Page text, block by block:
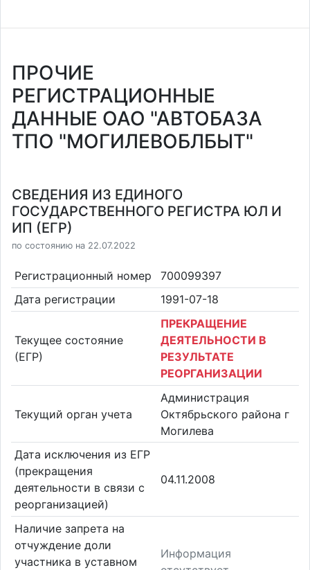
ПРОЧИЕ
РЕГИСТРАЦИОННЫЕ
ДАННЫЕ ОАО "АВТОБАЗА
ТПО "МОГИЛЕВОБЛБЫТ"
СВЕДЕНИЯ ИЗ ЕДИНОГО
ГОСУДАРСТВЕННОГО РЕГИСТРА ЮЛ И
ИП (ЕГР)
по состоянию на 22.07.2022
Регистрационный номер
700099397
Дата регистрации
1991-07-18
Текущее состояние
(ЕГР)
ПРЕКРАЩЕНИЕ
ДЕЯТЕЛЬНОСТИ В
РЕЗУЛЬТАТЕ
РЕОРГАНИЗАЦИИ
Текущий орган учета
Администрация
Октябрьского района г
Могилева
Дата исключения из ЕГР
(прекращения
деятельности в связи с
реорганизацией)
04.11.2008
Наличие запрета на
отчуждение доли
участника в уставном
Информация